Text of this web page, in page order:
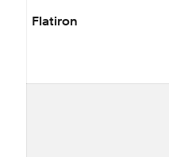
Flatiron